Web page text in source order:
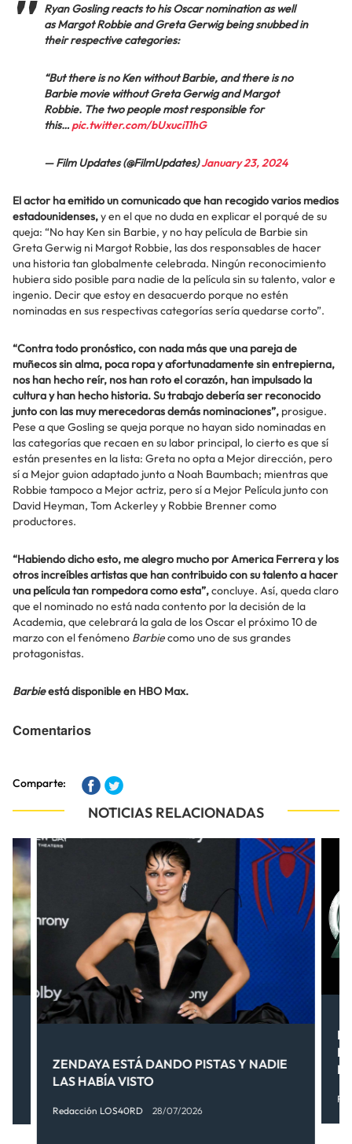
Ryan Gosling reacts to his Oscar nomination as well
as Margot Robbie and Greta Gerwig being snubbed in
their respective categories:
“But there is no Ken without Barbie, and there is no
Barbie movie without Greta Gerwig and Margot
Robbie. The two people most responsible for
this… pic.twitter.com/bUxuci11hG
— Film Updates (@FilmUpdates)January 23, 2024
El actor ha emitido un comunicado que han recogido varios medios
estadounidenses,y en el que no duda en explicar el porqué de su
queja: “No hay Ken sin Barbie, y no hay película de Barbie sin
Greta Gerwig ni Margot Robbie, las dos responsables de hacer
una historia tan globalmente celebrada. Ningún reconocimiento
hubiera sido posible para nadie de la película sin su talento, valor e
ingenio. Decir que estoy en desacuerdo porque no estén
nominadas en sus respectivas categorías sería quedarse corto”.
“Contra todo pronóstico, con nada más que una pareja de
muñecos sin alma, poca ropa y afortunadamente sin entrepierna,
nos han hecho reír, nos han roto el corazón, han impulsado la
cultura y han hecho historia. Su trabajo debería ser reconocido
junto con las muy merecedoras demás nominaciones”, prosigue.
Pese a que Gosling se queja porque no hayan sido nominadas en
las categorías que recaen en su labor principal, lo cierto es que sí
están presentes en la lista: Greta no opta a Mejor dirección, pero
sí a Mejor guion adaptado junto a Noah Baumbach; mientras que
Robbie tampoco a Mejor actriz, pero sí a Mejor Película junto con
David Heyman, Tom Ackerley y Robbie Brenner como
productores.
“Habiendo dicho esto, me alegro mucho por America Ferrera y los
otros increíbles artistas que han contribuido con su talento a hacer
una película tan rompedora como esta”,concluye. Así, queda claro
que el nominado no está nada contento por la decisión de la
Academia, que celebrará la gala de los Oscar el próximo 10 de
marzo con el fenómeno Barbiecomo uno de sus grandes
protagonistas.
Barbieestá disponible en HBO Max.
Comentarios
Comparte:
NOTICIAS RELACIONADAS
ZENDAYA ESTÁ DANDO PISTAS Y NADIE
LAS HABÍA VISTO
Redacción LOS40RD 28/07/2026